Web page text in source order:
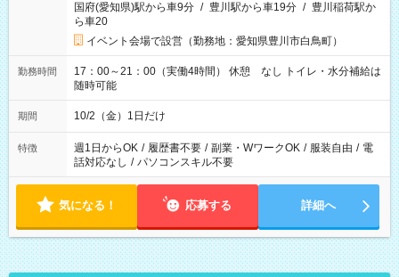
国府(愛知県)駅から車9分 / 豊川駅から車19分 / 豊川稲荷駅か
ら車20
イベント会場で設営（勤務地：愛知県豊川市白鳥町）
勤務時間
17：00～21：00（実働4時間） 休憩 なし トイレ・水分補給は
随時可能
期間 10/2（金）1日だけ
特徴 週1日からOK / 履歴書不要 / 副業・WワークOK / 服装自由 / 電
話対応なし / パソコンスキル不要
気になる！ 応募する 詳細へ